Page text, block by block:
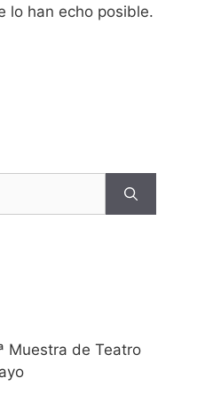
lo han echo posible.
Muestra de Teatro